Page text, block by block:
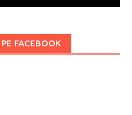
FACEBOOK